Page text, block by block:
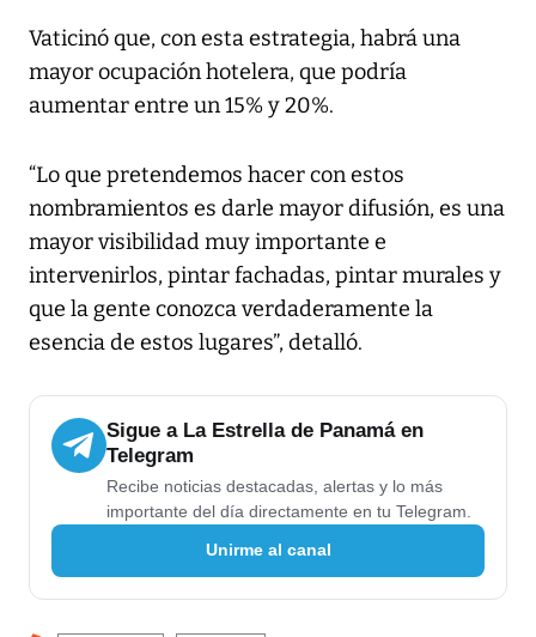
Vaticinó que, con esta estrategia, habrá una
mayor ocupación hotelera, que podría
aumentar entre un 15% y 20%.
“Lo que pretendemos hacer con estos
nombramientos es darle mayor difusión, es una
mayor visibilidad muy importante e
intervenirlos, pintar fachadas, pintar murales y
que la gente conozca verdaderamente la
esencia de estos lugares”, detalló.
Sigue a La Estrella de Panamá en
Telegram
Recibe noticias destacadas, alertas y lo más
importante del día directamente en tu Telegram.
Unirme al canal